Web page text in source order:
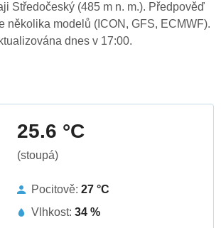
Středočeský (485 m n. m.). Předpověď
několika modelů (ICON, GFS, ECMWF).
dnes v 17:00.
25.6 °C
(stoupá)
Pocitově: 27 °C
Vlhkost: 34 %